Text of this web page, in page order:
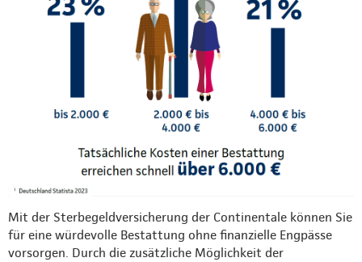
Mit der Sterbegeldversicherung der Continentale können Sie
für eine würdevolle Bestattung ohne finanzielle Engpässe
vorsorgen. Durch die zusätzliche Möglichkeit der